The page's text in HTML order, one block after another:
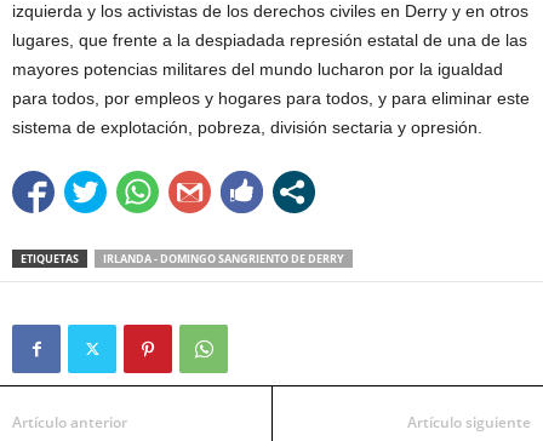
izquierda y los activistas de los derechos civiles en Derry y en otros
lugares, que frente a la despiadada represión estatal de una de las
mayores potencias militares del mundo lucharon por la igualdad
para todos, por empleos y hogares para todos, y para eliminar este
sistema de explotación, pobreza, división sectaria y opresión.
ETIQUETAS IRLANDA - DOMINGO SANGRIENTO DE DERRY
Artículo anterior Artículo siguiente